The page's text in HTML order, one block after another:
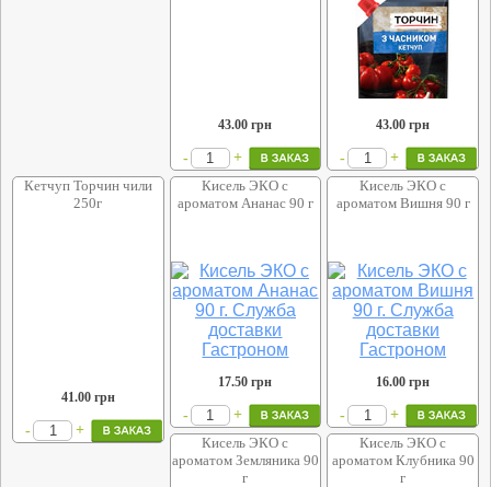
43.00 грн
- +
43.00 грн
-
+
Кетчуп Торчин чили
250г
41.00грн
- +
Кисель ЭКО с
ароматом Ананас 90 г
17.50 грн
- +
Кисель ЭКО с
ароматом Вишня 90 г
16.00 грн
-
+
Кисель ЭКО с
ароматом Земляника 90
г
Кисель ЭКО с
ароматом Клубника 90
г